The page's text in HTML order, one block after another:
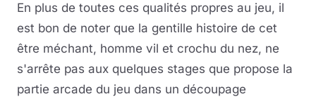
En plus de toutes ces qualités propres au jeu, il
est bon de noter que la gentille histoire de cet
être méchant, homme vil et crochu du nez, ne
s'arrête pas aux quelques stages que propose la
partie arcade du jeu dans un découpage